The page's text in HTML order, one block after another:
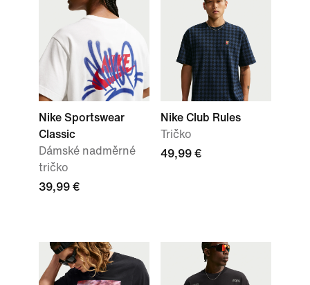
Nike Sportswear
Classic
Dámské nadměrné
tričko
39,99 €
Nike Club Rules
Tričko
49,99 €